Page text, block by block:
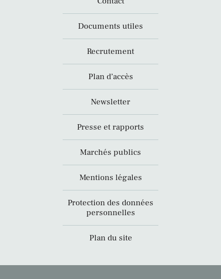
Documents utiles
Recrutement
Plan d’accès
Newsletter
Presse et rapports
Marchés publics
Mentions légales
Protection des données
personnelles
Plan du site